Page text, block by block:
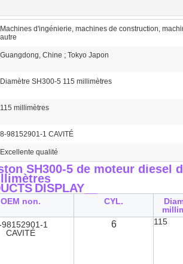
Machines d'ingénierie, machines de construction,
autre
Guangdong, Chine ; Tokyo Japon
Diamètre SH300-5 115 millimètres
115 millimètres
8-98152901-1 CAVITÉ
Excellente qualité
SH300-5 de moteur diesel
DISPLAY__
OEM non. CYL.
1
CAVITÉ
6 115